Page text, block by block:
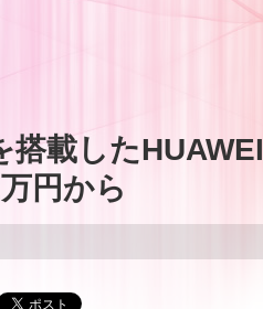
載したHUAWEI
円から